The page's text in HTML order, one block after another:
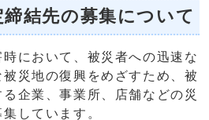
結先の募集について
において、被災者への迅速な
災地の復興をめざすため、被
企業、事業所、店舗などの災
しています。